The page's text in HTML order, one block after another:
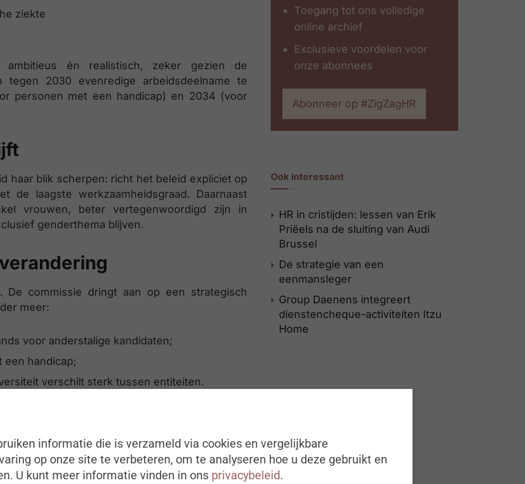
ziekte
én realistisch, zeker gezien de
2030 evenredige arbeidsdeelname te
personen met een handicap) en 2034 (voor
haar blik scherpen: richt het beleid expliciet op
de laagste werkzaamheidsgraad. Daarnaast
vrouwen, beter vertegenwoordigd zijn in
genderthema blijven.
commissie dringt aan op een strategisch
meer:
voor anderstalige kandidaten;
handicap;
verschilt sterk tussen entiteiten.
het beleid te monitoren en bij te sturen. De
van kansengroepen in hogere
Toegang tot ons volledige
online archief
Exclusieve voordelen voor
onze abonnees
Abonneer op #ZigZagHR
Ook interessant
HR in cristijden: lessen van Erik
Priëels na de sluiting van Audi
Brussel
De strategie van een
eenmansleger
Group Daenens integreert
dienstencheque-activiteiten Itzu
Home
informatie die is verzameld via cookies en vergelijkbare
op onze site te verbeteren, om te analyseren hoe u deze gebruikt en
U kunt meer informatie vinden in ons privacybeleid.